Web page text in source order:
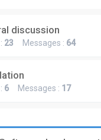
discussion
23 Messages : 64
6 Messages : 17